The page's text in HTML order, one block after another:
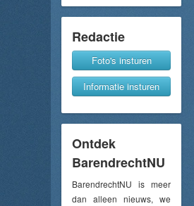
Redactie
Foto's insturen
Informatie insturen
Ontdek
BarendrechtNU
BarendrechtNU is meer
dan alleen nieuws, we